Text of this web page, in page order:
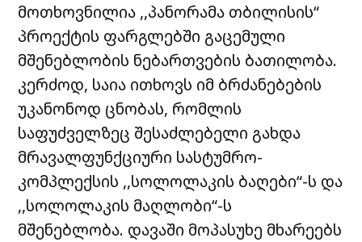
მოთხოვნილია ,,პანორამა თბილისის“
პროექტის ფარგლებში გაცემული
მშენებლობის ნებართვების ბათილობა.
კერძოდ, საია ითხოვს იმ ბრძანებების
უკანონოდ ცნობას, რომლის
საფუძველზეც შესაძლებელი გახდა
მრავალფუნქციური სასტუმრო-
კომპლექსის ,,სოლოლაკის ბაღები“-ს და
,,სოლოლაკის მაღლობი“-ს
მშენებლობა. დავაში მოპასუხე მხარეებს